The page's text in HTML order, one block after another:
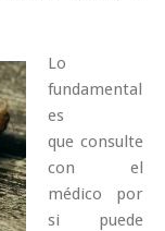
Lo
fundamental
es
que consulte
con el
médico por
si puede